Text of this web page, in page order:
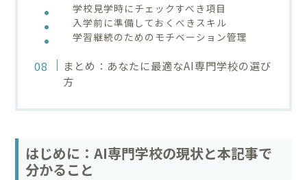
学校見学時にチェックすべき項目
入学前に準備しておくべきスキル
学習継続のためのモチベーション管理
まとめ：あなたに最適なAI専門学校の選び
方
はじめに：AI専門学校の現状と本記事で
分かること